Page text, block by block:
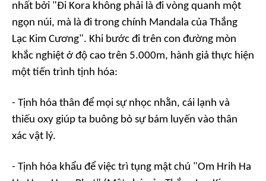
nhất bởi "Đi Kora không phải là đi vòng quanh một
ngọn núi, mà là đi trong chính Mandala của Thắng
Lạc Kim Cương". Khi bước đi trên con đường mòn
khắc nghiệt ở độ cao trên 5.000m, hành giả thực hiện
một tiến trình tịnh hóa:
- Tịnh hóa thân để mọi sự nhọc nhằn, cái lạnh và
thiếu oxy giúp ta buông bỏ sự bám luyến vào thân
xác vật lý.
- Tịnh hóa khẩu để việc trì tụng mật chú "Om Hrih Ha